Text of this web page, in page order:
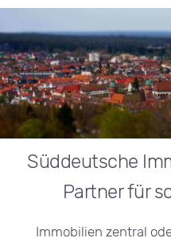
Süddeutsche
Partner für
Immobilien zentral